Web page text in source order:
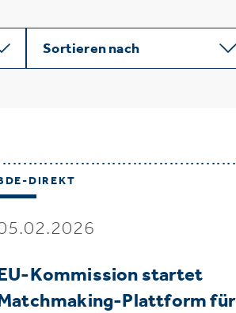
Sortieren nach
DIREKT
Kommission startet
Plattform für